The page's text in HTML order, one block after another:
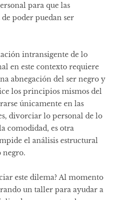
para que las
poder puedan ser
intransigente de lo
en este contexto requiere
abnegación del ser negro y
los principios mismos del
únicamente en las
divorciar lo personal de lo
comodidad, es otra
el análisis estructural
este dilema? Al momento
un taller para ayudar a